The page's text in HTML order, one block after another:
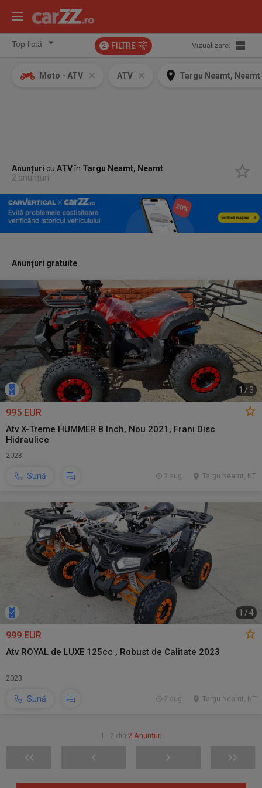
2 FILTRE Vizualizare:
Moto - ATV ATV Targu Neamt, Neamt
Anunțuri cuATVîn Targu Neamt, Neamt
2 anunțuri
Anunţuri gratuite
1 / 3
995 EUR
Atv X-Treme HUMMER 8 Inch, Nou 2021, Frani Disc
Hidraulice
2023
Sună Targu Neamt, NT
2 aug.
1 /4
999 EUR
Atv ROYAL de LUXE 125cc , Robust de Calitate 2023
2023
Sună Targu Neamt, NT
2 aug.
1 - 2 din 2 Anunțuri